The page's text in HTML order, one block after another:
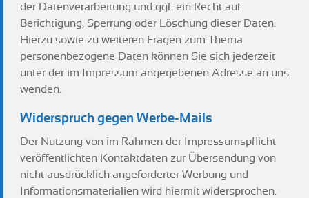
der Datenverarbeitung und ggf. ein Recht auf
Berichtigung, Sperrung oder Löschung dieser Daten.
Hierzu sowie zu weiteren Fragen zum Thema
personenbezogene Daten können Sie sich jederzeit
unter der im Impressum angegebenen Adresse an uns
wenden.
Widerspruch gegen Werbe-Mails
Der Nutzung von im Rahmen der Impressumspflicht
veröffentlichten Kontaktdaten zur Übersendung von
nicht ausdrücklich angeforderter Werbung und
Informationsmaterialien wird hiermit widersprochen.